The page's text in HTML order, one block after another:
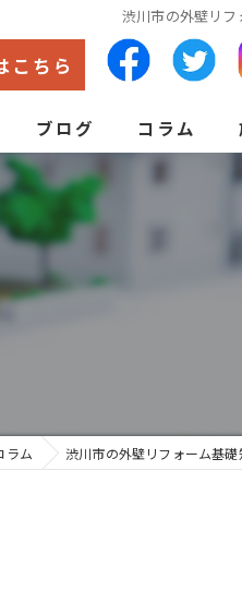
渋川市の外壁リ
こちら
ブログ コラム
ラム 渋川市の外壁リフォーム基礎